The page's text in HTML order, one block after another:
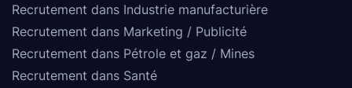
Recrutement dans Industrie manufacturière
Recrutement dans Marketing / Publicité
Recrutement dans Pétrole et gaz / Mines
Recrutement dans Santé